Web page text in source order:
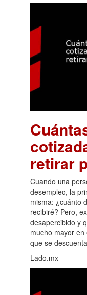
retirar
Cuando una
desempleo, la
misma: ¿cuánto
recibiré? Pero,
desapercibido y
mucho mayor
que se
Lado.mx